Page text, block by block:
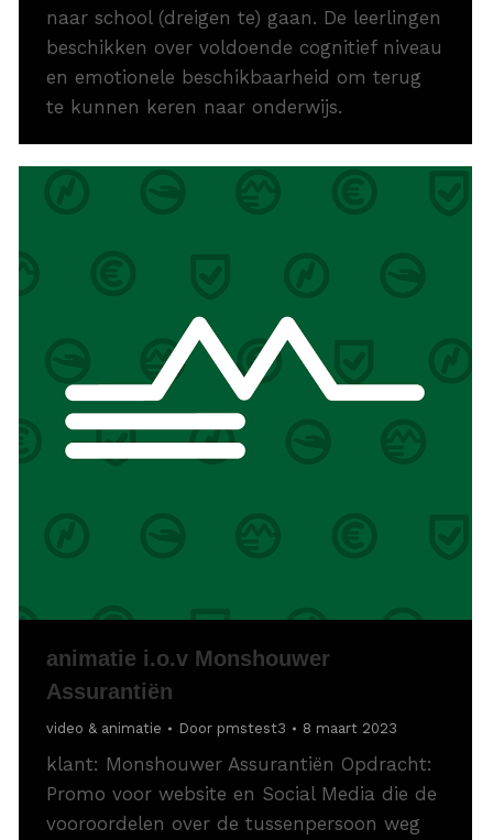
naar school (dreigen te) gaan. De leerlingen
beschikken over voldoende cognitief niveau
en emotionele beschikbaarheid om terug
te kunnen keren naar onderwijs.
animatie i.o.v Monshouwer
Assurantiën
video & animatie Door pmstest3 8 maart 2023
klant: Monshouwer Assurantiën Opdracht:
Promo voor website en Social Media die de
vooroordelen over de tussenpersoon weg